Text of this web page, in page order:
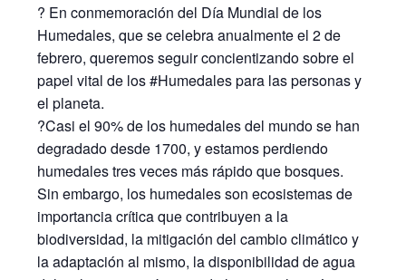
? En conmemoración del Día Mundial de los
Humedales, que se celebra anualmente el 2 de
febrero, queremos seguir concientizando sobre el
papel vital de los #Humedales para las personas y
el planeta.
?Casi el 90% de los humedales del mundo se han
degradado desde 1700, y estamos perdiendo
humedales tres veces más rápido que bosques.
Sin embargo, los humedales son ecosistemas de
importancia crítica que contribuyen a la
biodiversidad, la mitigación del cambio climático y
la adaptación al mismo, la disponibilidad de agua